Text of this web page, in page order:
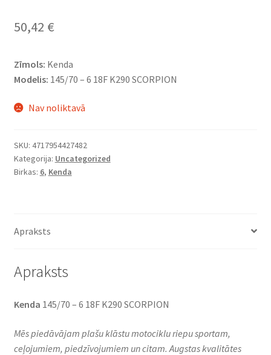
50,42 €
Zīmols: Kenda
Modelis: 145/70 – 6 18F K290 SCORPION
Nav noliktavā
SKU: 4717954427482
Kategorija: Uncategorized
Birkas: 6, Kenda
Apraksts
Apraksts
Kenda 145/70 – 6 18F K290 SCORPION
Mēs piedāvājam plašu klāstu motociklu riepu sportam,
ceļojumiem, piedzīvojumiem un citam. Augstas kvalitātes